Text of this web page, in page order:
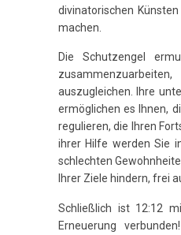
divinatorischen
machen.
Die Schutzengel
auszugleichen. Ihre
ermöglichen es Ihnen,
regulieren, die Ihren
ihrer Hilfe werden Sie
schlechten
Ihrer Ziele hindern, frei
Schließlich ist 12:12
Erneuerung